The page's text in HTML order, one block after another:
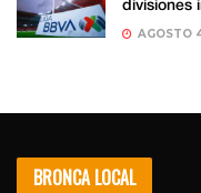
divisiones
AGOSTO
BRONCA LOCAL